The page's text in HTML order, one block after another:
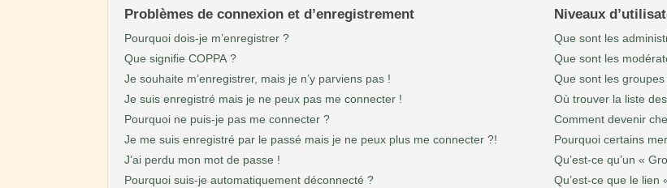
Problèmes de connexion et d’enregistrement
Pourquoi dois-je m’enregistrer ?
Que signifie COPPA ?
Je souhaite m’enregistrer, mais je n’y parviens pas !
Je suis enregistré mais je ne peux pas me connecter !
Pourquoi ne puis-je pas me connecter ?
Je me suis enregistré par le passé mais je ne peux plus me connecter ?!
J’ai perdu mon mot de passe !
Pourquoi suis-je automatiquement déconnecté ?
Niveaux
Que sont les
Que sont les
Que sont les groupes
Où trouver la liste
Comment devenir
Pourquoi certains
Qu’est-ce qu’un «
Qu’est-ce que le lien